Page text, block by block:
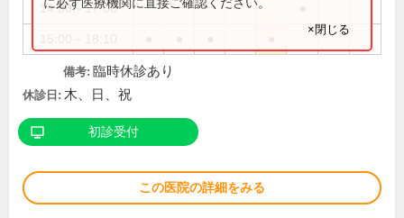
14:30～17:00
×閉じる
備考: 臨時休診あり
休診日: 木、日、祝
初診受付
この医院の詳細をみる